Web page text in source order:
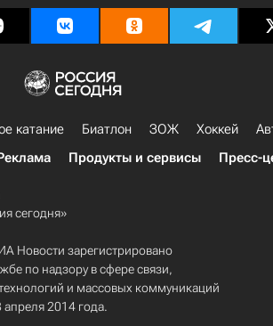
катание Биатлон ЗОЖ Хоккей
Продукты и сервисы Пресс-
сегодня»
Новости зарегистрировано
по надзору в сфере связи,
и массовых коммуникаций
2014 года.